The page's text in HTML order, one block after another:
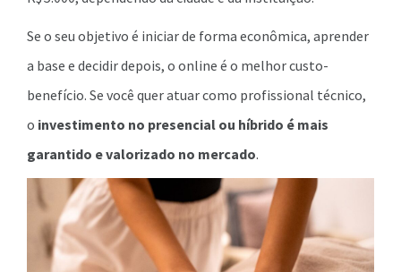
Se o seu objetivo é iniciar de forma econômica, aprender
a base e decidir depois, o online é o melhor custo-
benefício. Se você quer atuar como profissional técnico,
o investimento no presencial ou híbrido é mais
garantido e valorizado no mercado.